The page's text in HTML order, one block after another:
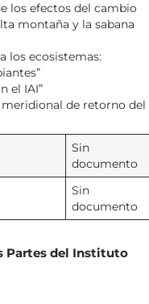
los efectos del cambio
montaña y la sabana
los ecosistemas:
el IAI”
meridional de retorno del
Sin
documento
Sin
documento
Partes del Instituto